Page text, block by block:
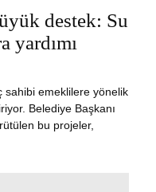
destek: Su
yardımı
sahibi emeklilere yönelik
Belediye Başkanı
bu projeler,